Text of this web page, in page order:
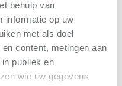
behulp van
informatie op uw
met als doel
content, metingen aan
publiek en
wie uw gegevens